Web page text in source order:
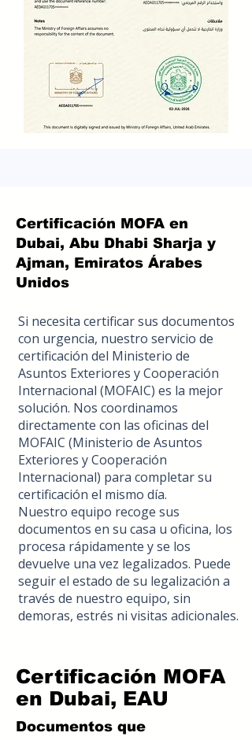
Certificación MOFA en
Dubai, Abu Dhabi Sharja y
Ajman, Emiratos Árabes
Unidos
Si necesita certificar sus documentos
con urgencia, nuestro servicio de
certificación del Ministerio de
Asuntos Exteriores y Cooperación
Internacional (MOFAIC) es la mejor
solución. Nos coordinamos
directamente con las oficinas del
MOFAIC (Ministerio de Asuntos
Exteriores y Cooperación
Internacional) para completar su
certificación el mismo día.
Nuestro equipo recoge sus
documentos en su casa u oficina, los
procesa rápidamente y se los
devuelve una vez legalizados. Puede
seguir el estado de su legalización a
través de nuestro equipo, sin
demoras, estrés ni visitas adicionales.
Certificación MOFA
en Dubai, EAU
Documentos que